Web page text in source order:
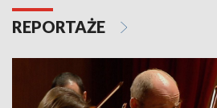
REPORTAŻE